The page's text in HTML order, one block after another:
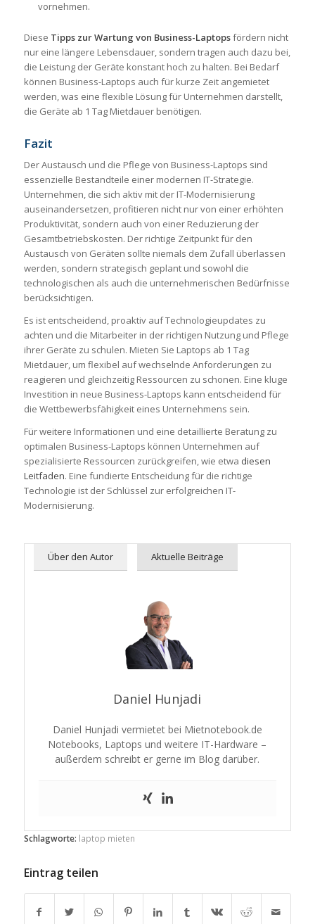
vornehmen.
Diese Tipps zur Wartung von Business-Laptopsfördern nicht
nur eine längere Lebensdauer, sondern tragen auch dazu bei,
die Leistung der Geräte konstant hoch zu halten. Bei Bedarf
können Business-Laptops auch für kurze Zeit angemietet
werden, was eine flexible Lösung für Unternehmen darstellt,
die Geräte ab 1 Tag Mietdauer benötigen.
Fazit
Der Austausch und die Pflege von Business-Laptops sind
essenzielle Bestandteile einer modernen IT-Strategie.
Unternehmen, die sich aktiv mit der IT-Modernisierung
auseinandersetzen, profitieren nicht nur von einer erhöhten
Produktivität, sondern auch von einer Reduzierung der
Gesamtbetriebskosten. Der richtige Zeitpunkt für den
Austausch von Geräten sollte niemals dem Zufall überlassen
werden, sondern strategisch geplant und sowohl die
technologischen als auch die unternehmerischen Bedürfnisse
berücksichtigen.
Es ist entscheidend, proaktiv auf Technologieupdates zu
achten und die Mitarbeiter in der richtigen Nutzung und Pflege
ihrer Geräte zu schulen. Mieten Sie Laptops ab 1 Tag
Mietdauer, um flexibel auf wechselnde Anforderungen zu
reagieren und gleichzeitig Ressourcen zu schonen. Eine kluge
Investition in neue Business-Laptops kann entscheidend für
die Wettbewerbsfähigkeit eines Unternehmens sein.
Für weitere Informationen und eine detaillierte Beratung zu
optimalen Business-Laptops können Unternehmen auf
spezialisierte Ressourcen zurückgreifen, wie etwa diesen
Leitfaden. Eine fundierte Entscheidung für die richtige
Technologie ist der Schlüssel zur erfolgreichen IT-
Modernisierung.
Über den Autor Aktuelle Beiträge
Daniel Hunjadi
Daniel Hunjadi vermietet bei Mietnotebook.de
Notebooks, Laptops und weitere IT-Hardware –
außerdem schreibt er gerne im Blog darüber.
Schlagworte: laptop mieten
Eintrag teilen